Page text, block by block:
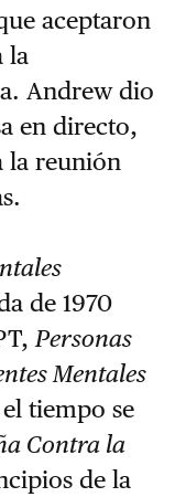
aceptaron
la
Andrew dio
en directo,
la reunión
de 1970
Personas
Mentales
tiempo se
Contra la
de la